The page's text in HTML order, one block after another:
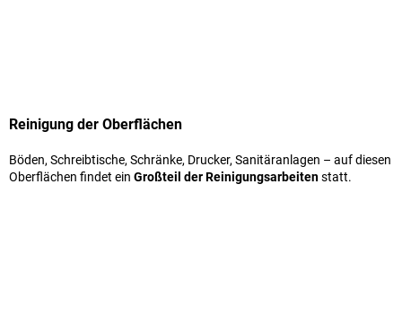
Reinigung der Oberflächen
Böden, Schreibtische, Schränke, Drucker, Sanitäranlagen – auf diesen
Oberflächen findet ein Großteil der Reinigungsarbeitenstatt.